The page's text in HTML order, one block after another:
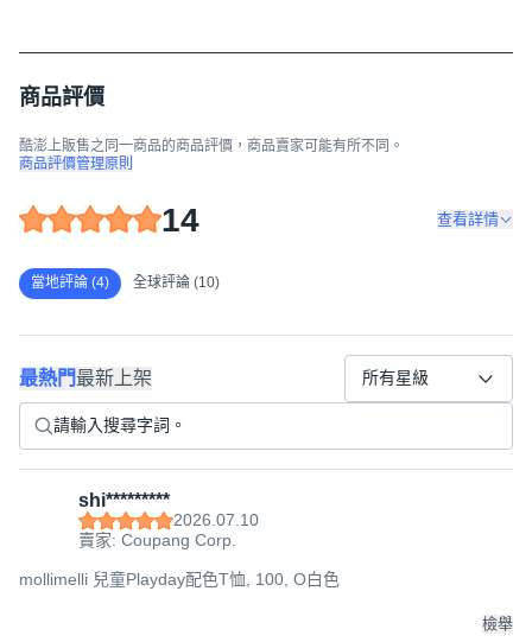
商品評價
酷澎上販售之同一商品的商品評價，商品賣家可能有所不同。
商品評價管理原則
14 查看詳情
當地評論 (4) 全球評論 (10)
最熱門最新上架 所有星級
shi*********
2026.07.10
賣家: Coupang Corp.
mollimelli 兒童Playday配色T恤, 100, O白色
檢舉